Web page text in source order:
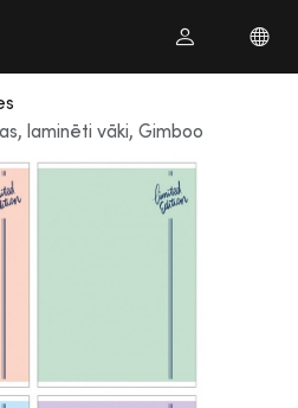
laminēti vāki, Gimboo